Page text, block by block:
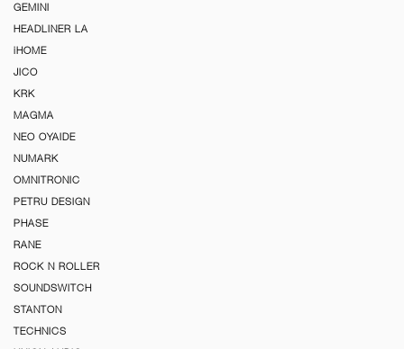
GEMINI
HEADLINER LA
iHOME
JICO
KRK
MAGMA
NEO OYAIDE
NUMARK
OMNITRONIC
PETRU DESIGN
PHASE
RANE
ROCK N ROLLER
SOUNDSWITCH
STANTON
TECHNICS